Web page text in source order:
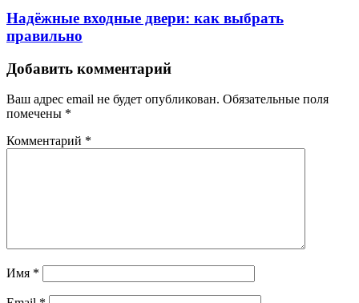
Надёжные входные двери: как выбрать
правильно
Добавить комментарий
Ваш адрес email не будет опубликован. Обязательные поля
помечены *
Комментарий *
Имя *